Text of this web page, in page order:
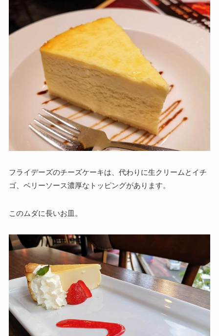
フライデーズのチーズケーキは、代わりに生クリームとイチ
ゴ、ベリーソース濃厚なトッピングがあります。
このムダに長いお皿。